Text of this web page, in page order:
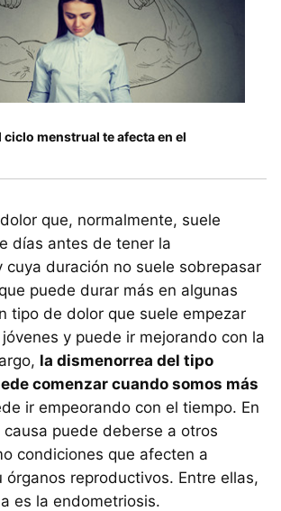
ciclo menstrual te afecta en el
que, normalmente, suele
días antes de tener la
cuya duración no suele sobrepasar
puede durar más en algunas
tipo de dolor que suele empezar
y puede ir mejorando con la
la dismenorrea del tipo
comenzar cuando somos más
ir empeorando con el tiempo. En
puede deberse a otros
condiciones que afecten a
órganos reproductivos. Entre ellas,
es la endometriosis.